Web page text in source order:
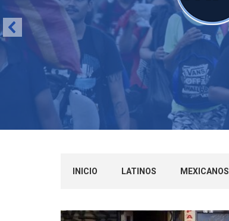
INICIO LATINOS MEXICANOS